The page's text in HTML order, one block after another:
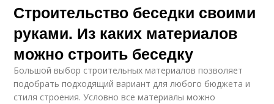
Строительство беседки своими
руками. Из каких материалов
можно строить беседку
Большой выбор строительных материалов позволяет
подобрать подходящий вариант для любого бюджета и
стиля строения. Условно все материалы можно